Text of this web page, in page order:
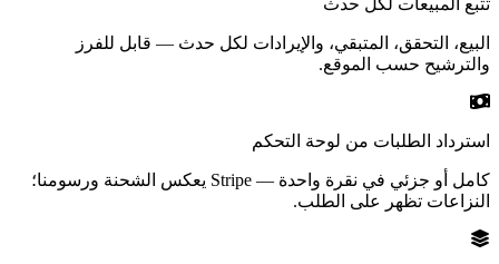
تتبع المبيعات لكل حدث
البيع، التحقق، المتبقي، والإيرادات لكل حدث — قابل للفرز
والترشيح حسب الموقع.
استرداد الطلبات من لوحة التحكم
كامل أو جزئي في نقرة واحدة — Stripe يعكس الشحنة ورسومنا؛
النزاعات تظهر على الطلب.